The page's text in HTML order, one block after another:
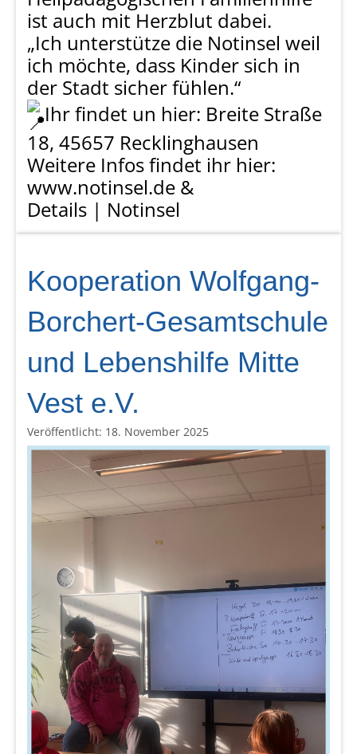
ist auch mit Herzblut dabei.
„Ich unterstütze die Notinsel weil
ich möchte, dass Kinder sich in
der Stadt sicher fühlen.“
Ihr findet un hier: Breite Straße
18, 45657 Recklinghausen
Weitere Infos findet ihr hier:
www.notinsel.de &
Details | Notinsel
Kooperation Wolfgang-
Borchert-Gesamtschule
und Lebenshilfe Mitte
Vest e.V.
Veröffentlicht: 18. November 2025